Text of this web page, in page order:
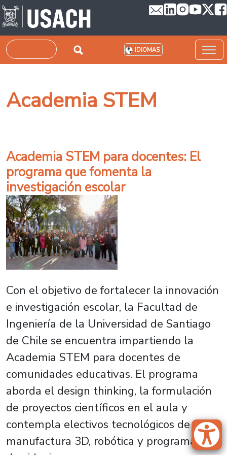
Pasar al contenido principal
Buscar IDIOMAS
Academia STEM
Academia STEM para docentes: El
programa que fomenta la
investigación escolar
Con el objetivo de fortalecer la innovación
e investigación escolar, la Facultad de
Ingeniería de la Universidad de Santiago
de Chile se encuentra impartiendo la
Academia STEM para docentes de
comunidades educativas. El programa
aborda el design thinking, la formulación
de proyectos científicos en el aula y
contempla electivos tecnológicos de
manufactura 3D, robótica y programación